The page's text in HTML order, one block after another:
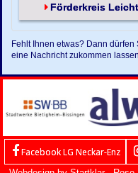
Förderkreis
Fehlt Ihnen etwas? Dann
eine Nachricht zukommen
Facebook LG Neckar-Enz